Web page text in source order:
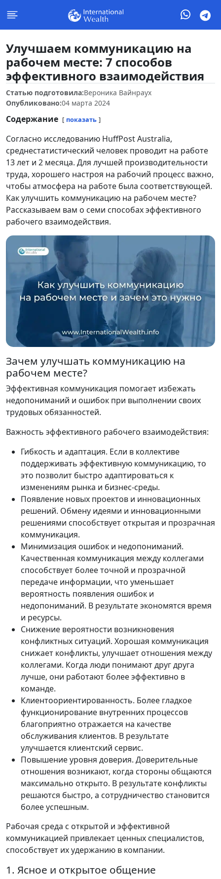
Улучшаем коммуникацию на
рабочем месте: 7 способов
эффективного взаимодействия
Статью подготовила:Вероника Вайнраух
Опубликовано:04 марта 2024
Содержание показать
Согласно исследованию HuffPost Australia,
среднестатистический человек проводит на работе
13 лет и 2 месяца. Для лучшей производительности
труда, хорошего настроя на рабочий процесс важно,
чтобы атмосфера на работе была соответствующей.
Как улучшить коммуникацию на рабочем месте?
Рассказываем вам о семи способах эффективного
рабочего взаимодействия.
Зачем улучшать коммуникацию на
рабочем месте?
Эффективная коммуникация помогает избежать
недопониманий и ошибок при выполнении своих
трудовых обязанностей.
Важность эффективного рабочего взаимодействия:
Гибкость и адаптация. Если в коллективе
поддерживать эффективную коммуникацию, то
это позволит быстро адаптироваться к
изменениям рынка и бизнес-среды.
Появление новых проектов и инновационных
решений. Обмену идеями и инновационными
решениями способствует открытая и прозрачная
коммуникация.
Минимизация ошибок и недопониманий.
Качественная коммуникация между коллегами
способствует более точной и прозрачной
передаче информации, что уменьшает
вероятность появления ошибок и
недопониманий. В результате экономятся время
и ресурсы.
Снижение вероятности возникновения
конфликтных ситуаций. Хорошая коммуникация
снижает конфликты, улучшает отношения между
коллегами. Когда люди понимают друг друга
лучше, они работают более эффективно в
команде.
Клиентоориентированность. Более гладкое
функционирование внутренних процессов
благоприятно отражается на качестве
обслуживания клиентов. В результате
улучшается клиентский сервис.
Повышение уровня доверия. Доверительные
отношения возникают, когда стороны общаются
максимально открыто. В результате конфликты
решаются быстро, а сотрудничество становится
более успешным.
Рабочая среда с открытой и эффективной
коммуникацией привлекает ценных специалистов,
способствует их удержанию в компании.
1. Ясное и открытое общение